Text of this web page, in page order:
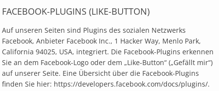
FACEBOOK-PLUGINS (LIKE-BUTTON)
Auf unseren Seiten sind Plugins des sozialen Netzwerks
Facebook, Anbieter Facebook Inc., 1 Hacker Way, Menlo Park,
California 94025, USA, integriert. Die Facebook-Plugins erkennen
Sie an dem Facebook-Logo oder dem „Like-Button“ („Gefällt mir“)
auf unserer Seite. Eine Übersicht über die Facebook-Plugins
finden Sie hier: https://developers.facebook.com/docs/plugins/.